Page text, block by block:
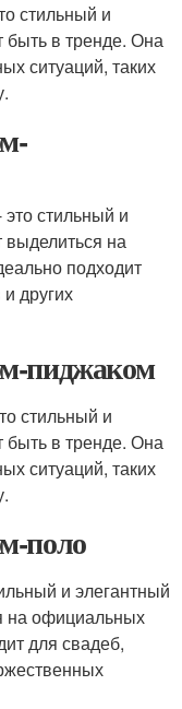
стильный и
быть в тренде. Она
ситуаций, таких
стильный и
выделиться на
подходит
других
пиджаком
стильный и
быть в тренде. Она
ситуаций, таких
поло
и элегантный
на официальных
для свадеб,